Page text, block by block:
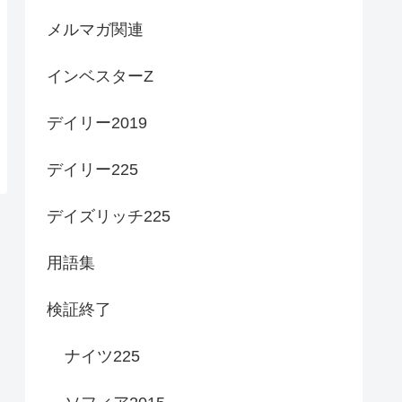
メルマガ関連
インベスターZ
デイリー2019
デイリー225
デイズリッチ225
用語集
検証終了
ナイツ225